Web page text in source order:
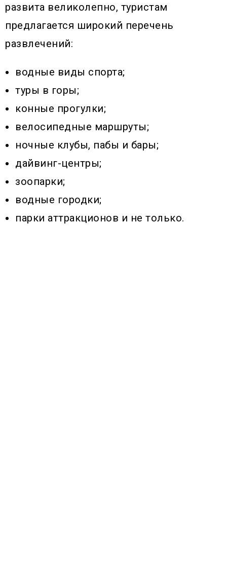
развита великолепно, туристам
предлагается широкий перечень
развлечений:
водные виды спорта;
туры в горы;
конные прогулки;
велосипедные маршруты;
ночные клубы, пабы и бары;
дайвинг-центры;
зоопарки;
водные городки;
парки аттракционов и не только.